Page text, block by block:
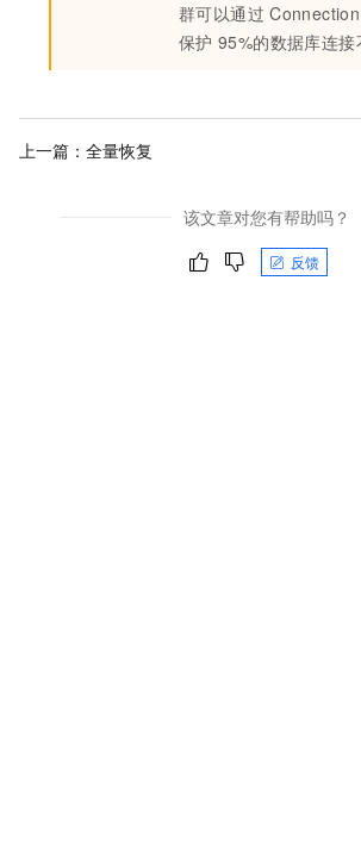
群可以通过
保护 95%的数据库连接
上一篇： 全量恢复
该文章对您有帮助吗？
反馈